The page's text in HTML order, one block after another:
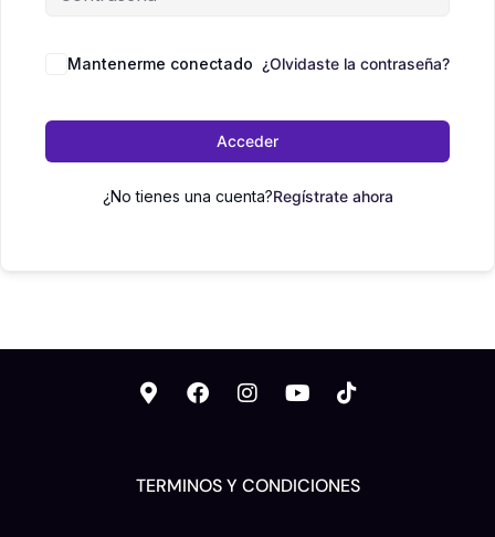
Mantenerme conectado ¿Olvidaste la contraseña?
Acceder
¿No tienes una cuenta?Regístrate ahora
TERMINOS Y CONDICIONES